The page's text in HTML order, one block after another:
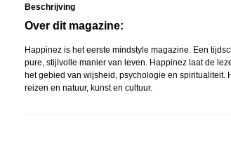
Beschrijving
Over dit magazine:
Happinez is het eerste mindstyle magazine. Een
pure, stijlvolle manier van leven. Happinez laat de
het gebied van wijsheid, psychologie en spiritualiteit.
reizen en natuur, kunst en cultuur.